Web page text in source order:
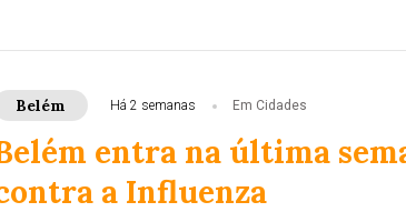
Belém Há 2 semanas Em Cidades
entra na última
a Influenza